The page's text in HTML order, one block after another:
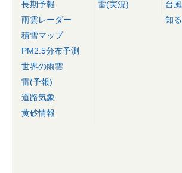
長期予報
雨雲レーダー
積雪マップ
PM2.5分布予測
世界の雨雲
雷(予報)
道路気象
黄砂情報
雷(実況)
台
知